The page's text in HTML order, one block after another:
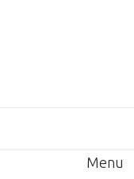
Menu